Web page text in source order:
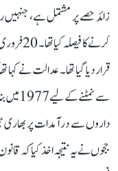
زائد حصے پر مشتمل ہے،
قرار دیا گیا تھا۔ عدالت نے
سے
داروں سے درآمدات پر بھاری
ججوں نے یہ نتیجہ اخذ کیا کہ